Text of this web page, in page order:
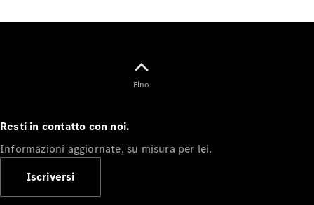
EQE
Elettrico
EQS
Mercedes-
Maybach
Fino
Resti in contatto con noi.
Informazioni aggiornate, su misura per lei.
Iscriversi